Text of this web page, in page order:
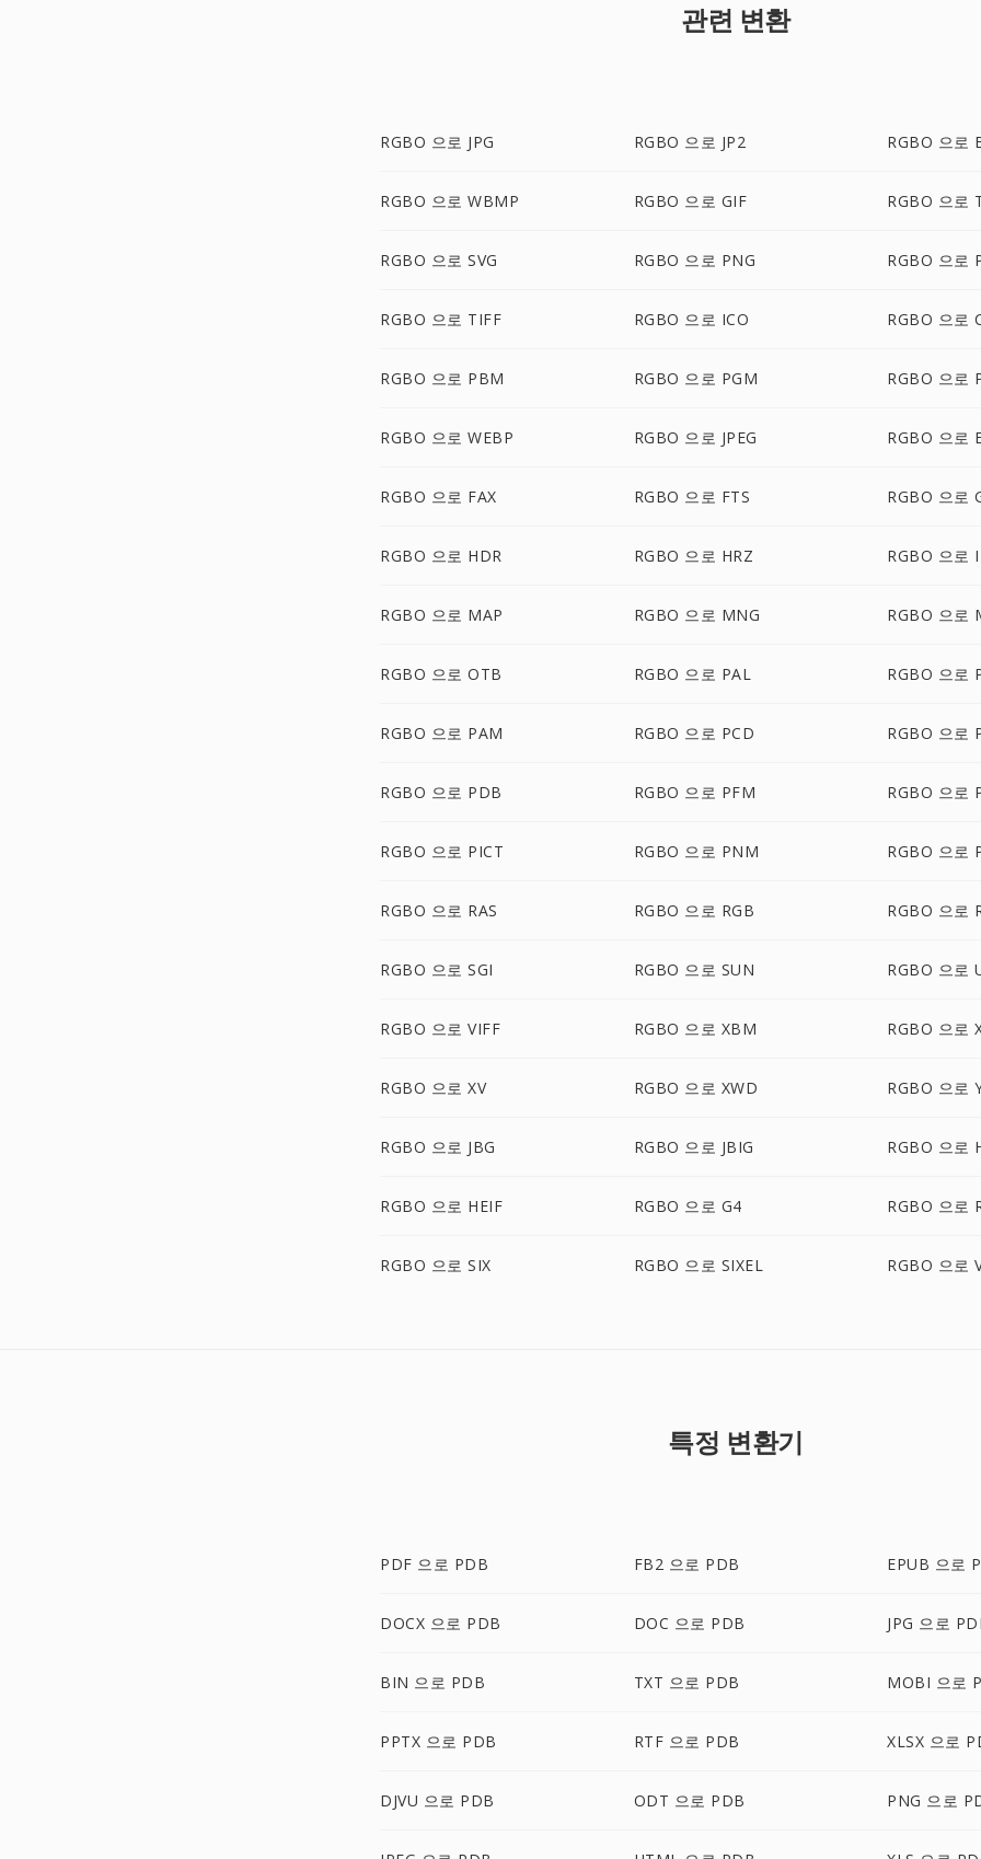
관련 변환
RGBO 으로 JPG RGBO 으로 JP2 RGBO 으로
RGBO 으로 WBMP RGBO 으로 GIF RGBO 으로
RGBO 으로 SVG RGBO 으로 PNG RGBO 으로
RGBO 으로 TIFF RGBO 으로 ICO RGBO 으로
RGBO 으로 PBM RGBO 으로 PGM RGBO 으로
RGBO 으로 WEBP RGBO 으로 JPEG RGBO 으로
RGBO 으로 FAX RGBO 으로 FTS RGBO 으로
RGBO 으로 HDR RGBO 으로 HRZ RGBO 으로
RGBO 으로 MAP RGBO 으로 MNG RGBO 으로
RGBO 으로 OTB RGBO 으로 PAL RGBO 으로
RGBO 으로 PAM RGBO 으로 PCD RGBO 으로
RGBO 으로 PDB RGBO 으로 PFM RGBO 으로
RGBO 으로 PICT RGBO 으로 PNM RGBO 으로
RGBO 으로 RAS RGBO 으로 RGB RGBO 으로
RGBO 으로 SGI RGBO 으로 SUN RGBO 으로
RGBO 으로 VIFF RGBO 으로 XBM RGBO 으로
RGBO 으로 XV RGBO 으로 XWD RGBO 으로
RGBO 으로 JBG RGBO 으로 JBIG RGBO 으로
RGBO 으로 HEIF RGBO 으로 G4 RGBO 으로
RGBO 으로 SIX RGBO 으로 SIXEL RGBO 으로
특정 변환기
PDF 으로 PDB FB2 으로 PDB EPUB 으로
DOCX 으로 PDB DOC 으로 PDB JPG 으로
BIN 으로 PDB TXT 으로 PDB MOBI 으로
PPTX 으로 PDB RTF 으로 PDB XLSX 으로
DJVU 으로 PDB ODT 으로 PDB PNG 으로